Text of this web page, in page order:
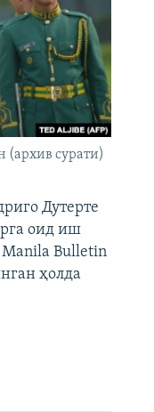
(архив сурати)
Дутерте
оид иш
Manila Bulletin
ҳолда